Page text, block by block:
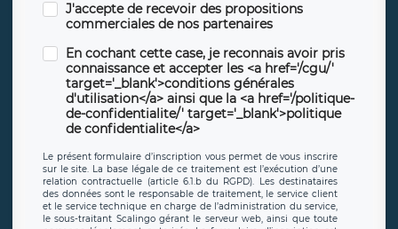
J'accepte de recevoir des propositions
commerciales de nos partenaires
En cochant cette case, je reconnais avoir pris
connaissance et accepter les <a href='/cgu/'
target='_blank'>conditions générales
d'utilisation</a> ainsi que la <a href='/politique-
de-confidentialite/' target='_blank'>politique
de confidentialite</a>
Le présent formulaire d’inscription vous permet de vous inscrire
sur le site. La base légale de ce traitement est l’exécution d’une
relation contractuelle (article 6.1.b du RGPD). Les destinataires
des données sont le responsable de traitement, le service client
et le service technique en charge de l’administration du service,
le sous-traitant Scalingo gérant le serveur web, ainsi que toute